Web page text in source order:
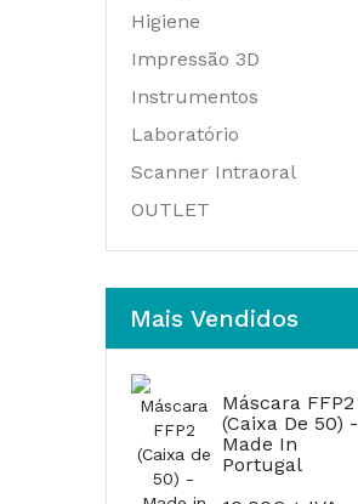
Higiene
Impressão 3D
Instrumentos
Laboratório
Scanner Intraoral
OUTLET
Mais Vendidos
Máscara FFP2
(Caixa De 50) -
Made In
Portugal